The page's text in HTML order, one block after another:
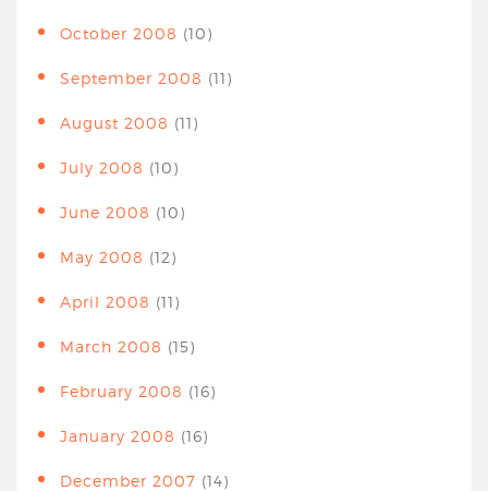
October 2008 (10)
September 2008 (11)
August 2008 (11)
July 2008 (10)
June 2008 (10)
May 2008 (12)
April 2008 (11)
March 2008 (15)
February 2008 (16)
January 2008 (16)
December 2007 (14)